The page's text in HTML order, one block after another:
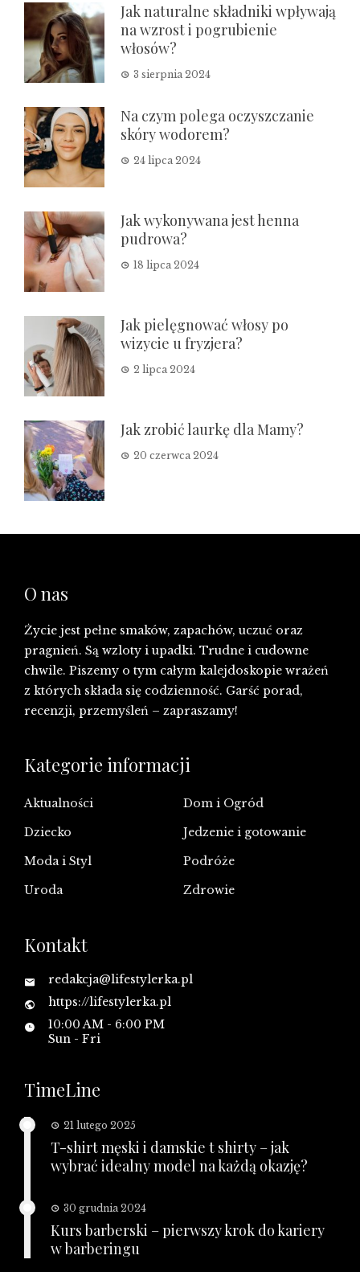
Jak naturalne składniki wpływają
na wzrost i pogrubienie
włosów?
3 sierpnia 2024
Na czym polega oczyszczanie
skóry wodorem?
24 lipca 2024
Jak wykonywana jest henna
pudrowa?
18 lipca 2024
Jak pielęgnować włosy po
wizycie u fryzjera?
2 lipca 2024
Jak zrobić laurkę dla Mamy?
20 czerwca 2024
O nas
Życie jest pełne smaków, zapachów, uczuć oraz
pragnień. Są wzloty i upadki. Trudne i cudowne
chwile. Piszemy o tym całym kalejdoskopie wrażeń
z których składa się codzienność. Garść porad,
recenzji, przemyśleń – zapraszamy!
Kategorie informacji
Aktualności
Dom i Ogród
Dziecko
Jedzenie i gotowanie
Moda i Styl
Podróże
Uroda
Zdrowie
Kontakt
redakcja@lifestylerka.pl
https://lifestylerka.pl
10:00 AM - 6:00 PM
Sun - Fri
TimeLine
21 lutego 2025
T-shirt męski i damskie t shirty – jak
wybrać idealny model na każdą okazję?
30 grudnia 2024
Kurs barberski – pierwszy krok do kariery
w barberingu